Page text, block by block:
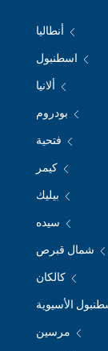
أنطاليا
اسطنبول
ألانيا
بودروم
فتحية
كيمر
بيليك
سيده
شمال قبرص
كالكان
الأسيوية
مرسين